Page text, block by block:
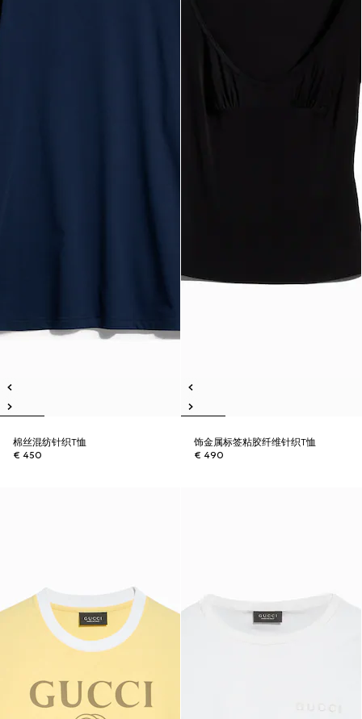
棉丝混纺针织T恤
€ 450
饰金属标签粘胶纤维针织T恤
€ 490